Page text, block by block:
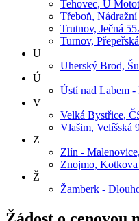
Tehovec, U
Třeboň, Nádražní
Trutnov, Ječná
Turnov,
U
Uherský Brod,
Ú
Ústí nad Labem -
V
Velká Bystřice,
Vlašim, Velíšská
Z
Zlín -
Znojmo,
Ž
Žamberk -